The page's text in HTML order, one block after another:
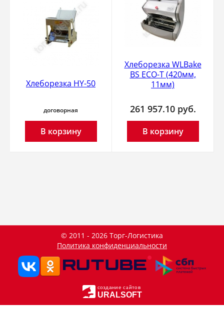
Хлеборезка HY-50
договорная
В корзину
Хлеборезка WLBake
BS ECO-T (420мм,
11мм)
261 957.10 руб.
В корзину
© 2011 - 2026 Торг-Логистика
Политика конфиденциальности
создание сайтов
URALSOFT